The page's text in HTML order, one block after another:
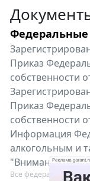
Федеральные
Приказ
собственности
Приказ
собственности
Информация
алкогольным и
"Вниманию
Все федеральные